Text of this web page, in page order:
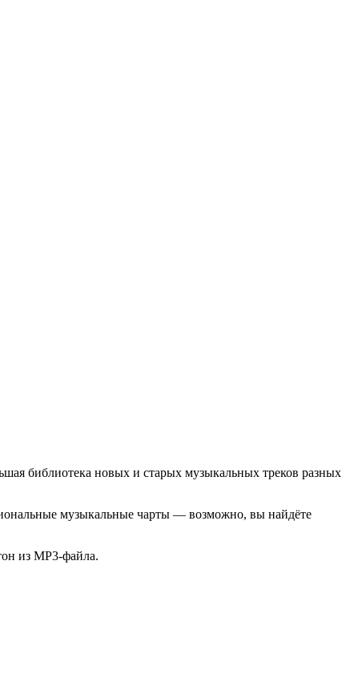
библиотека новых и старых музыкальных треков разных
музыкальные чарты — возможно, вы найдёте
из MP3-файла.